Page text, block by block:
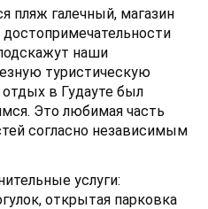
пляж галечный, магазин
наши
туристическую
в Гудауте был
Это любимая часть
согласно независимым
услуги:
открытая парковка